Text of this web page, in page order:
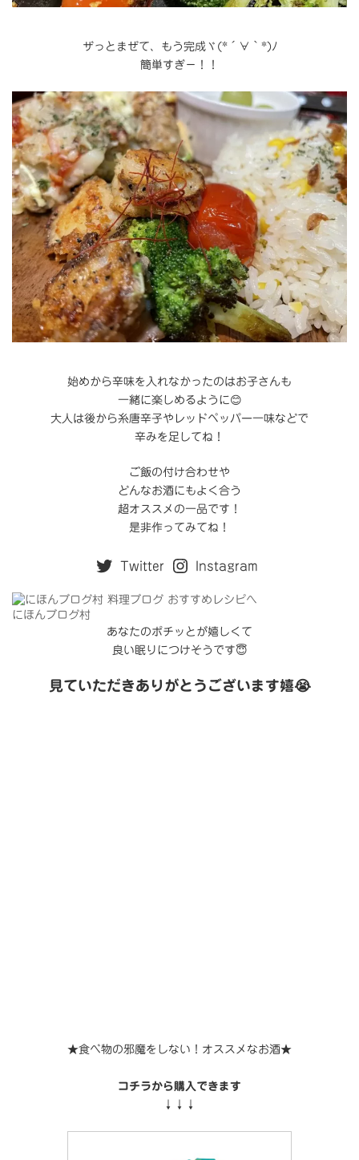
ザっとまぜて、もう完成ヾ(*´∀｀*)ﾉ
簡単すぎ－！！
始めから辛味を入れなかったのはお子さんも
一緒に楽しめるように😊
大人は後から糸唐辛子やレッドペッパー一味などで
辛みを足してね！
ご飯の付け合わせや
どんなお酒にもよく合う
超オススメの一品です！
是非作ってみてね！
Twitter Instagram
にほんブログ村
あなたのポチッとが嬉しくて
良い眠りにつけそうです😇
見ていただきありがとうございます嬉😭
★食べ物の邪魔をしない！オススメなお酒★
コチラから購入できます
↓↓↓